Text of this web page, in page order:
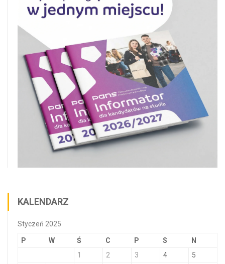
KALENDARZ
Styczeń 2025
P W Ś C P S
N
1
2 3 4 5